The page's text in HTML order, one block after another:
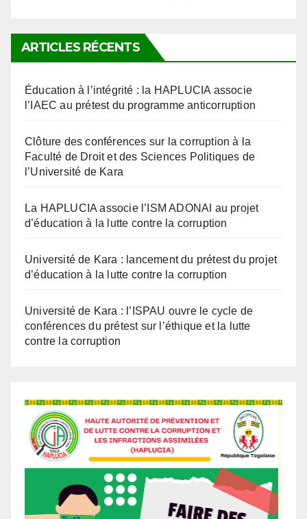
ARTICLES RÉCENTS
Éducation à l’intégrité : la HAPLUCIA associe
l’IAEC au prétest du programme anticorruption
Clôture des conférences sur la corruption à la
Faculté de Droit et des Sciences Politiques de
l’Université de Kara
La HAPLUCIA associe l’ISM ADONAI au projet
d’éducation à la lutte contre la corruption
Université de Kara : lancement du prétest du projet
d’éducation à la lutte contre la corruption
Université de Kara : l’ISPAU ouvre le cycle de
conférences du prétest sur l’éthique et la lutte
contre la corruption